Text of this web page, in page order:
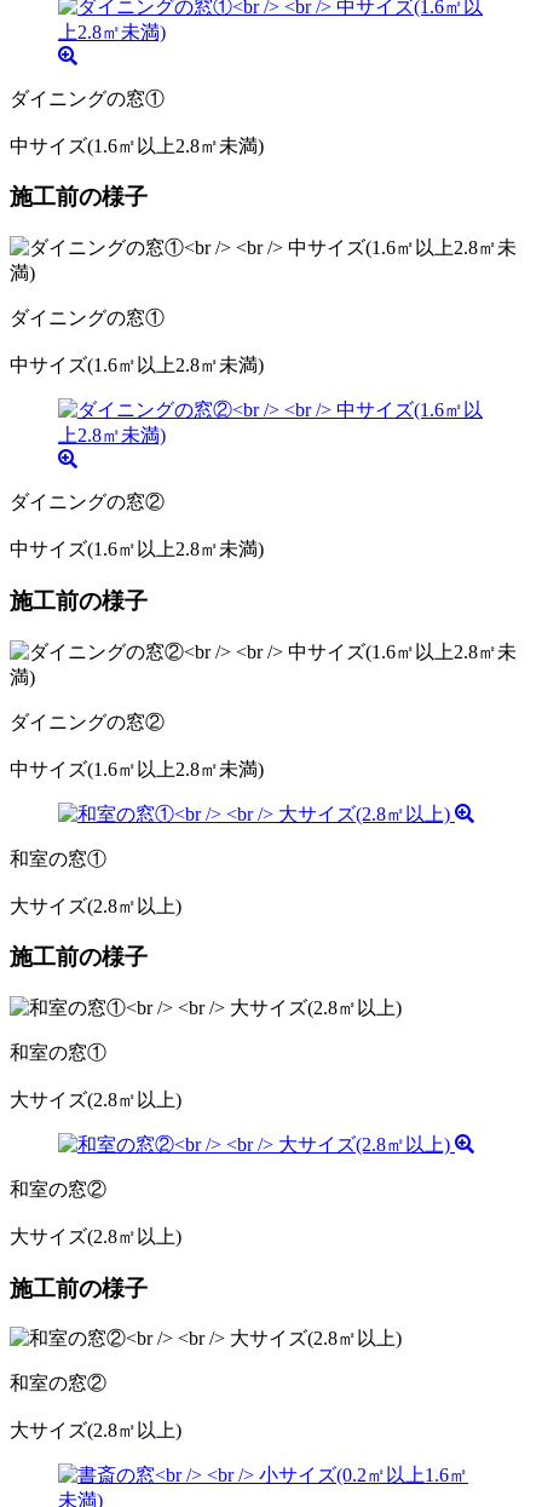
ダイニングの窓①
中サイズ(1.6㎡以上2.8㎡未満)
施工前の様子
ダイニングの窓①
中サイズ(1.6㎡以上2.8㎡未満)
ダイニングの窓②
中サイズ(1.6㎡以上2.8㎡未満)
施工前の様子
ダイニングの窓②
中サイズ(1.6㎡以上2.8㎡未満)
和室の窓①
大サイズ(2.8㎡以上)
施工前の様子
和室の窓①
大サイズ(2.8㎡以上)
和室の窓②
大サイズ(2.8㎡以上)
施工前の様子
和室の窓②
大サイズ(2.8㎡以上)